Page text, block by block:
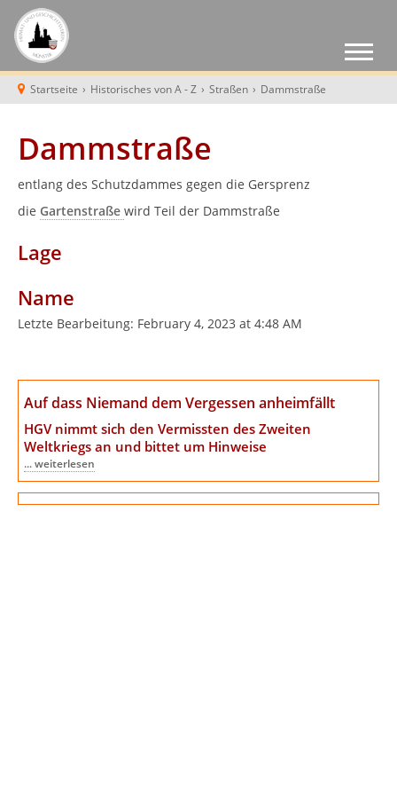
Startseite › Historisches von A - Z › Straßen › Dammstraße
Dammstraße
entlang des Schutzdammes gegen die Gersprenz
die Gartenstraße wird Teil der Dammstraße
Lage
Name
Letzte Bearbeitung: February 4, 2023 at 4:48 AM
Auf dass Niemand dem Vergessen anheimfällt
HGV nimmt sich den Vermissten des Zweiten
Weltkriegs an und bittet um Hinweise
... weiterlesen